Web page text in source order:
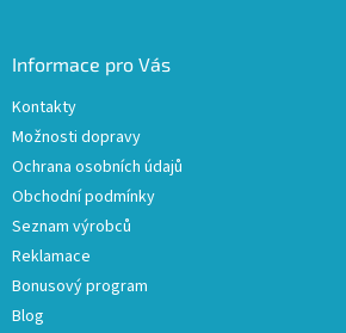
Informace pro Vás
Kontakty
Možnosti dopravy
Ochrana osobních údajů
Obchodní podmínky
Seznam výrobců
Reklamace
Bonusový program
Blog